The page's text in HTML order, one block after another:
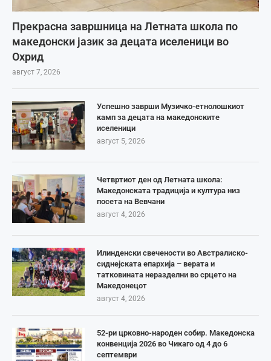
Прекрасна завршница на Летната школа по
македонски јазик за децата иселеници во
Охрид
август 7, 2026
Успешно заврши Музичко-етнолошкиот
камп за децата на македонските
иселеници
август 5, 2026
Четвртиот ден од Летната школа:
Македонската традиција и култура низ
посета на Вевчани
август 4, 2026
Илинденски свечености во Австралиско-
сиднејската епархија – верата и
татковината неразделни во срцето на
Македонецот
август 4, 2026
52-ри црковно-народен собир. Македонска
конвенција 2026 во Чикаго од 4 до 6
септември